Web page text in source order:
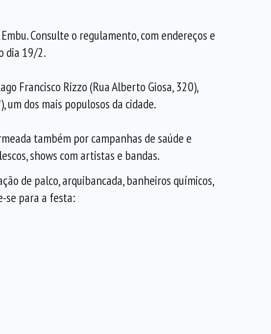
Consulte o regulamento, com endereços e
dia 19/2.
Francisco Rizzo (Rua Alberto Giosa, 320),
um dos mais populosos da cidade.
também por campanhas de saúde e
shows com artistas e bandas.
de palco, arquibancada, banheiros químicos,
se para a festa: